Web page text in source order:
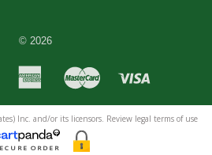
© 2026
ORDER
Inc. and/or its licensors. Review legal terms of use
policyhere. Contact us
materials related to this order are created by